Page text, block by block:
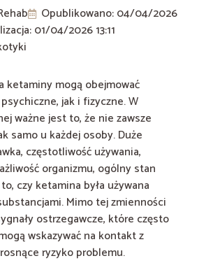
Opublikowano:04/04/2026
01/04/202613:11
ketaminy mogą obejmować
jak i fizyczne. W
ważne jest to, że nie zawsze
samo u każdej osoby. Duże
częstotliwość używania,
organizmu, ogólny stan
czy ketamina była używana
Mimo tej zmienności
ostrzegawcze, które często
wskazywać na kontakt z
ryzyko problemu.